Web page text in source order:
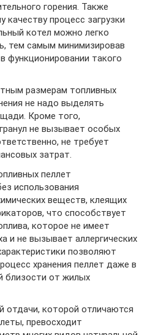
горения. Также
качеству процесс загрузки
котел можно легко
тем самым минимизировав
функционировании такого
размерам топливных
не надо выделять
Кроме того,
не вызывает особых
не требует
затрат.
пеллет
использования
веществ, клеящих
что способствует
которое не имеет
и не вызывает аллергических
позволяют
хранения пеллет даже в
близости от жилых
отдачи, которой отличаются
превосходит